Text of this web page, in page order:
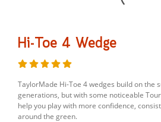
Hi-Toe 4 Wedge
TaylorMade Hi-Toe 4 wedges build on the
generations, but with some noticeable
help you play with more confidence,
around the green.